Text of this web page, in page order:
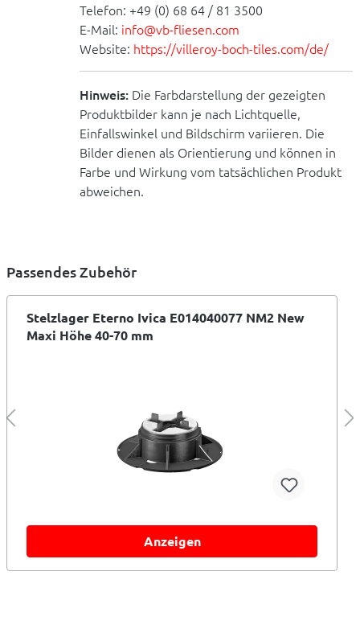
Telefon: +49 (0) 68 64 / 81 3500
E-Mail: info@vb-fliesen.com
Website: https://villeroy-boch-tiles.com/de/
Hinweis: Die Farbdarstellung der gezeigten
Produktbilder kann je nach Lichtquelle,
Einfallswinkel und Bildschirm variieren. Die
Bilder dienen als Orientierung und können in
Farbe und Wirkung vom tatsächlichen Produkt
abweichen.
Passendes Zubehör
Stelzlager Eterno Ivica E014040077 NM2 New
Maxi Höhe 40-70 mm
Anzeigen